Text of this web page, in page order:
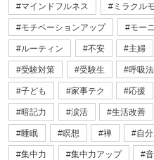
マインドフルネス ミラクル
モチベーションアップ モー
ルーティン 不安 主婦
受験対策 受験生 呼吸法
子ども 家事テク 応援
暗記力 涙活 生活改善
睡眠 瞑想 禅 自
集中力 集中力アップ